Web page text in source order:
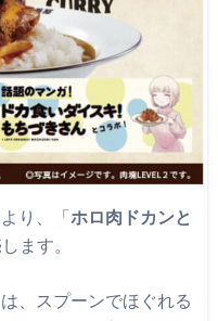
り、「ホロ肉ドカンと
ます。
、スプーンでほぐれる